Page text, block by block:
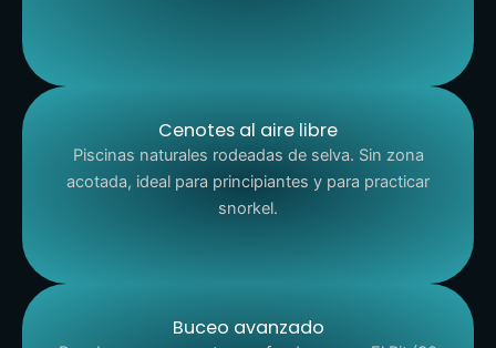
Cenotes al aire libre
Piscinas naturales rodeadas de selva. Sin zona
acotada, ideal para principiantes y para practicar
snorkel.
Buceo avanzado